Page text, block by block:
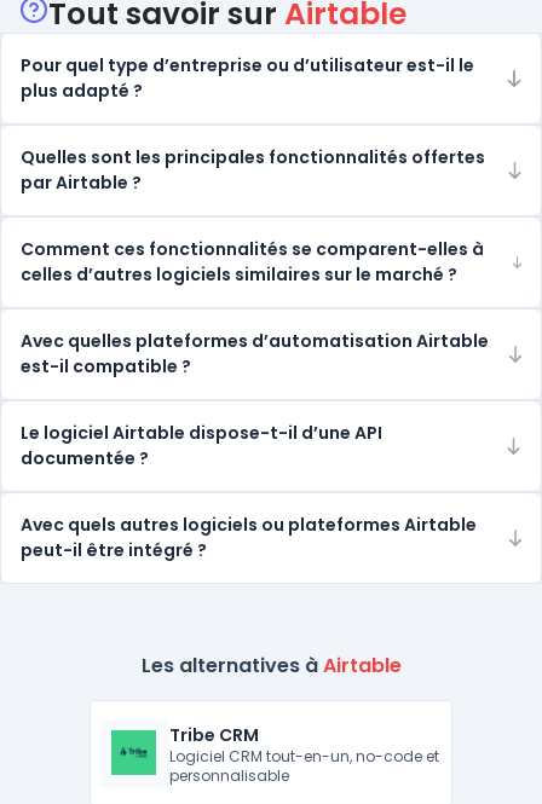
Tout savoir sur Airtable
Pour quel type d’entreprise ou d’utilisateur est-il le
plus adapté ?
Quelles sont les principales fonctionnalités offertes
par Airtable ?
Comment ces fonctionnalités se comparent-elles à
celles d’autres logiciels similaires sur le marché ?
Avec quelles plateformes d’automatisation Airtable
est-il compatible ?
Le logiciel Airtable dispose-t-il d’une API
documentée ?
Avec quels autres logiciels ou plateformes Airtable
peut-il être intégré ?
Les alternatives àAirtable
Tribe CRM
Logiciel CRM tout-en-un, no-code et
personnalisable